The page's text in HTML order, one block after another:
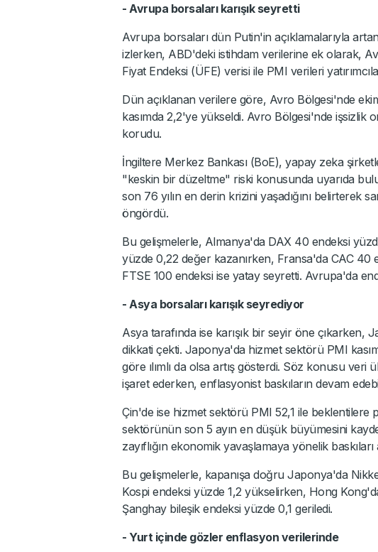
- Avrupa borsaları karışık seyretti
Avrupa borsaları dün Putin'in açıklamalarıyla
izlerken, ABD'deki istihdam verilerine ek olarak,
Fiyat Endeksi (ÜFE) verisi ile PMI verileri
Dün açıklanan verilere göre, Avro Bölgesi'nde
kasımda 2,2'ye yükseldi. Avro Bölgesi'nde işsizlik
korudu.
İngiltere Merkez Bankası (BoE), yapay zeka
"keskin bir düzeltme" riski konusunda uyarıda
son 76 yılın en derin krizini yaşadığını belirterek
öngördü.
Bu gelişmelerle, Almanya'da DAX 40 endeksi
yüzde 0,22 değer kazanırken, Fransa'da CAC 40
FTSE 100 endeksi ise yatay seyretti. Avrupa'da
- Asya borsaları karışık seyrediyor
Asya tarafında ise karışık bir seyir öne çıkarken,
dikkati çekti. Japonya'da hizmet sektörü PMI
göre ılımlı da olsa artış gösterdi. Söz konusu
işaret ederken, enflasyonist baskıların devam
Çin'de ise hizmet sektörü PMI 52,1 ile beklentilere
sektörünün son 5 ayın en düşük büyümesini
zayıflığın ekonomik yavaşlamaya yönelik baskıları
Bu gelişmelerle, kapanışa doğru Japonya'da
Kospi endeksi yüzde 1,2 yükselirken, Hong
Şanghay bileşik endeksi yüzde 0,1 geriledi.
- Yurt içinde gözler enflasyon verilerinde